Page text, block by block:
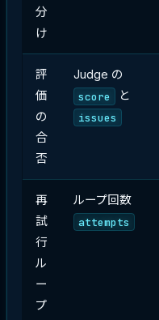
分
け
評
価
の
合
否
Judge の
score と
issues
再
試
行
ル
ー
プ
ループ回数
attempts